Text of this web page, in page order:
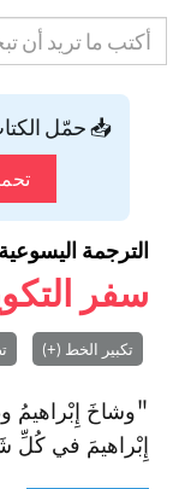
📥 حمّل
الترجمة
سفر
تكبير الخط (+)
"وشاخَ إِبْراهيمُ
إِبْراهيمَ في كُلِّ